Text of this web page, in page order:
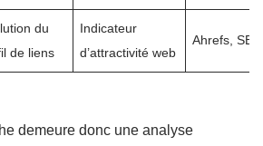
du
de liens
Indicateur
d’attractivité web
Ahrefs,
demeure donc une analyse